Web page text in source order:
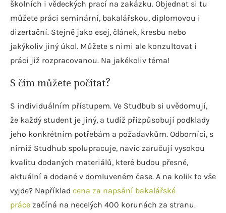
školních i vědeckých prací na zakázku. Objednat si tu
můžete práci seminární, bakalářskou, diplomovou i
dizertační. Stejně jako esej, článek, kresbu nebo
jakýkoliv jiný úkol. Můžete s nimi ale konzultovat i
práci již rozpracovanou. Na jakékoliv téma!
S čím můžete počítat?
S individuálním přístupem. Ve Studbub si uvědomují,
že každý student je jiný, a tudíž přizpůsobují podklady
jeho konkrétním potřebám a požadavkům. Odborníci, s
nimiž Studhub spolupracuje, navíc zaručují vysokou
kvalitu dodaných materiálů, které budou přesné,
aktuální a dodané v domluveném čase. A na kolik to vše
vyjde? Například cena za napsání bakalářské
práce začíná na necelých 400 korunách za stranu.